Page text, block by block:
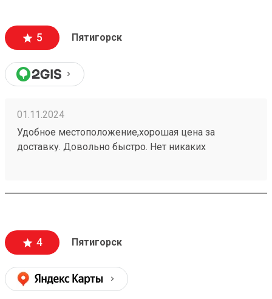
5 Пятигорск
01.11.2024
Удобное местоположение,хорошая цена за
доставку. Довольно быстро. Нет никаких
4 Пятигорск